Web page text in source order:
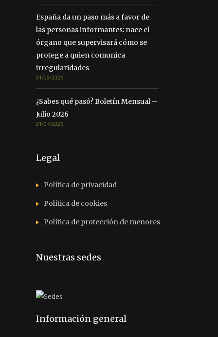
España da un paso más a favor de
las personas informantes: nace el
órgano que supervisará cómo se
protege a quien comunica
irregularidades
01/08/2026
¿Sabes qué pasó? Boletín Mensual –
Julio 2026
31/07/2026
Legal
Política de privacidad
Política de cookies
Política de protección de menores
Nuestras sedes
Información general